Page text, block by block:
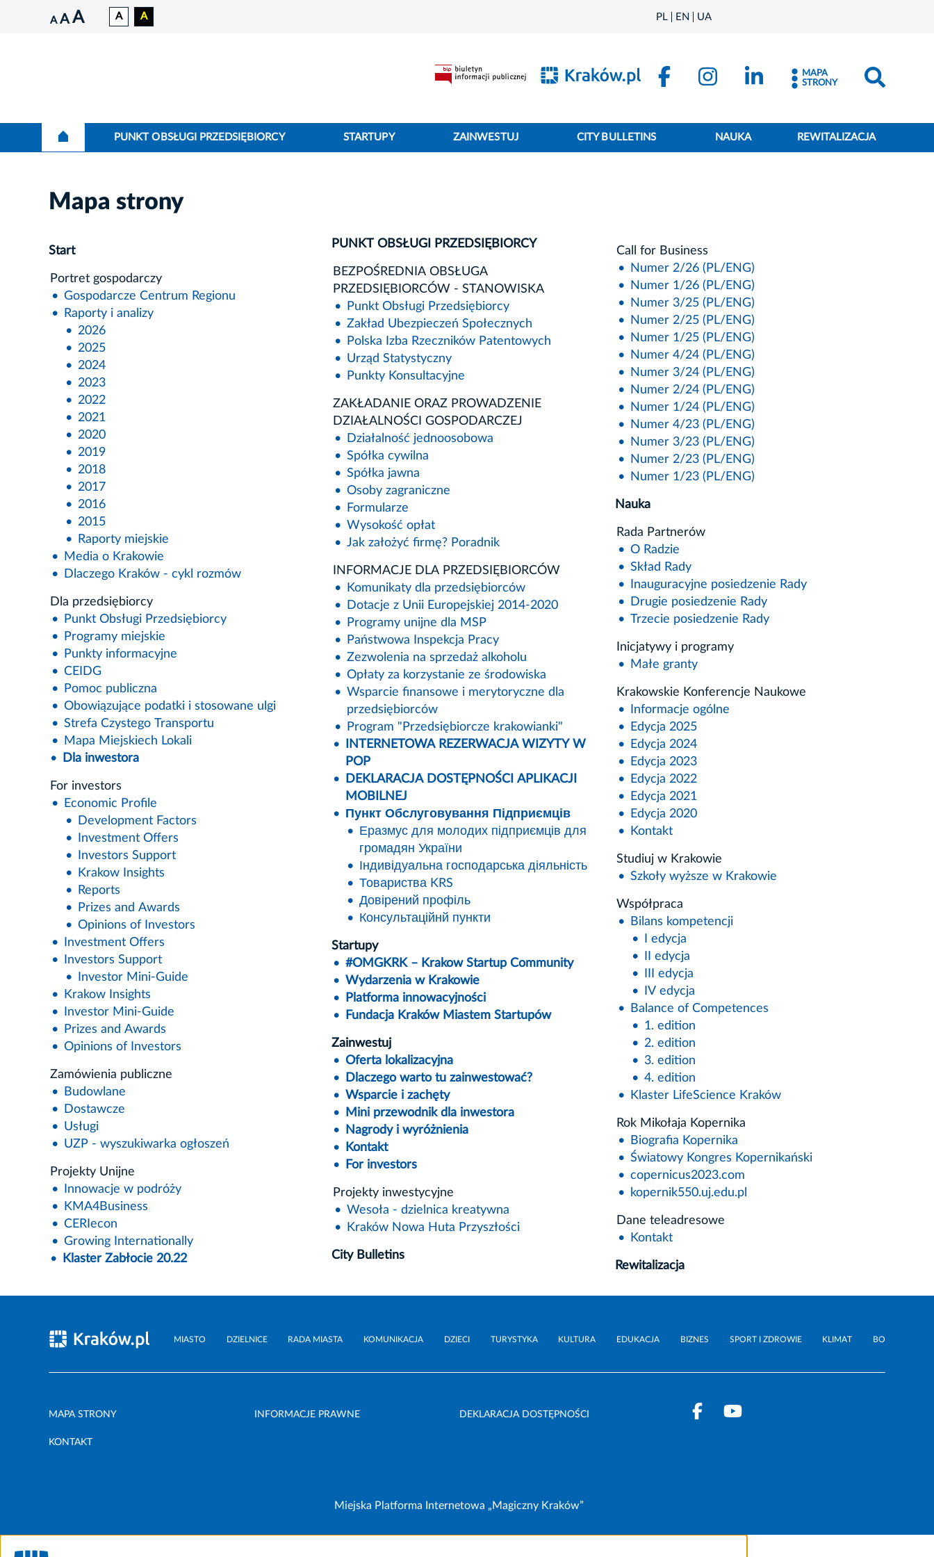
A A A A A PL EN UA
MAPA
STRONY
PUNKT OBSŁUGI PRZEDSIĘBIORCY STARTUPY ZAINWESTUJ CITY BULLETINS NAUKA REWITALIZACJA
Mapa strony
Start
Portret gospodarczy
Gospodarcze Centrum Regionu
Raporty i analizy
2026
2025
2024
2023
2022
2021
2020
2019
2018
2017
2016
2015
Raporty miejskie
Media o Krakowie
Dlaczego Kraków - cykl rozmów
Dla przedsiębiorcy
Punkt Obsługi Przedsiębiorcy
Programy miejskie
Punkty informacyjne
CEIDG
Pomoc publiczna
Obowiązujące podatki i stosowane ulgi
Strefa Czystego Transportu
Mapa Miejskiech Lokali
Dla inwestora
For investors
Economic Profile
Development Factors
Investment Offers
Investors Support
Krakow Insights
Reports
Prizes and Awards
Opinions of Investors
Investment Offers
Investors Support
Investor Mini-Guide
Krakow Insights
Investor Mini-Guide
Prizes and Awards
Opinions of Investors
Zamówienia publiczne
Budowlane
Dostawcze
Usługi
UZP - wyszukiwarka ogłoszeń
Projekty Unijne
Innowacje w podróży
KMA4Business
CERIecon
Growing Internationally
Klaster Zabłocie 20.22
PUNKT OBSŁUGI PRZEDSIĘBIORCY
BEZPOŚREDNIA OBSŁUGA
PRZEDSIĘBIORCÓW - STANOWISKA
Punkt Obsługi Przedsiębiorcy
Zakład Ubezpieczeń Społecznych
Polska Izba Rzeczników Patentowych
Urząd Statystyczny
Punkty Konsultacyjne
ZAKŁADANIE ORAZ PROWADZENIE
DZIAŁALNOŚCI GOSPODARCZEJ
Działalność jednoosobowa
Spółka cywilna
Spółka jawna
Osoby zagraniczne
Formularze
Wysokość opłat
Jak założyć firmę? Poradnik
INFORMACJE DLA PRZEDSIĘBIORCÓW
Komunikaty dla przedsiębiorców
Dotacje z Unii Europejskiej 2014-2020
Programy unijne dla MSP
Państwowa Inspekcja Pracy
Zezwolenia na sprzedaż alkoholu
Opłaty za korzystanie ze środowiska
Wsparcie finansowe i merytoryczne dla
przedsiębiorców
Program "Przedsiębiorcze krakowianki"
INTERNETOWA REZERWACJA WIZYTY W
POP
DEKLARACJA DOSTĘPNOŚCI APLIKACJI
MOBILNEJ
Пункт Обслуговування Підприємців
Еразмус для молодих підприємців для
громадян України
Індивідуальна господарська діяльність
Товариства KRS
Довірений профіль
Консультаційнй пункти
Startupy
#OMGKRK – Krakow Startup Community
Wydarzenia w Krakowie
Platforma innowacyjności
Fundacja Kraków Miastem Startupów
Zainwestuj
Oferta lokalizacyjna
Dlaczego warto tu zainwestować?
Wsparcie i zachęty
Mini przewodnik dla inwestora
Nagrody i wyróżnienia
Kontakt
For investors
Projekty inwestycyjne
Wesoła - dzielnica kreatywna
Kraków Nowa Huta Przyszłości
City Bulletins
Call for Business
Numer 2/26 (PL/ENG)
Numer 1/26 (PL/ENG)
Numer 3/25 (PL/ENG)
Numer 2/25 (PL/ENG)
Numer 1/25 (PL/ENG)
Numer 4/24 (PL/ENG)
Numer 3/24 (PL/ENG)
Numer 2/24 (PL/ENG)
Numer 1/24 (PL/ENG)
Numer 4/23 (PL/ENG)
Numer 3/23 (PL/ENG)
Numer 2/23 (PL/ENG)
Numer 1/23 (PL/ENG)
Nauka
Rada Partnerów
O Radzie
Skład Rady
Inauguracyjne posiedzenie Rady
Drugie posiedzenie Rady
Trzecie posiedzenie Rady
Inicjatywy i programy
Małe granty
Krakowskie Konferencje Naukowe
Informacje ogólne
Edycja 2025
Edycja 2024
Edycja 2023
Edycja 2022
Edycja 2021
Edycja 2020
Kontakt
Studiuj w Krakowie
Szkoły wyższe w Krakowie
Współpraca
Bilans kompetencji
I edycja
II edycja
III edycja
IV edycja
Balance of Competences
1. edition
2. edition
3. edition
4. edition
Klaster LifeScience Kraków
Rok Mikołaja Kopernika
Biografia Kopernika
Światowy Kongres Kopernikański
copernicus2023.com
kopernik550.uj.edu.pl
Dane teleadresowe
Kontakt
Rewitalizacja
MIASTO DZIELNICE RADA MIASTA KOMUNIKACJA DZIECI TURYSTYKA KULTURA EDUKACJA BIZNES SPORT I ZDROWIE KLIMAT BO
MAPA STRONY INFORMACJE PRAWNE DEKLARACJA DOSTĘPNOŚCI
KONTAKT
Miejska Platforma Internetowa „Magiczny Kraków”